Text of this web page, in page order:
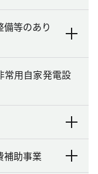
等のあり
常用自家発電設
補助事業